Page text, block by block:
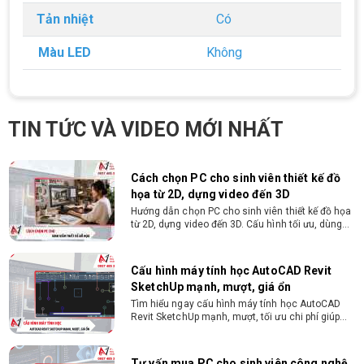
Tản nhiệt Có
Màu LED Không
TIN TỨC VÀ VIDEO MỚI NHẤT
Yêu cầu công việc Tốt nghiệp Cao đẳng , Đại học
chuyên ngành CNTT , QTKD hoặc các ngành liên
quan. Ưu tiên biết tiếng Anh cơ bản Có khả năng
triệu đồng - Thủ tục cực kì đơn giản: bản sao
CMND và Hộ khẩu - Xét duyệt nhanh chóng trong
Cách chọn PC cho sinh viên thiết kế đồ
họa từ 2D, dựng video đến 3D
Hướng dẫn chọn PC cho sinh viên thiết kế đồ họa
từ 2D, dựng video đến 3D. Cấu hình tối ưu, dùng
Cấu hình máy tính học AutoCAD Revit
SketchUp mạnh, mượt, giá ổn
Tìm hiểu ngay cấu hình máy tính học AutoCAD
Revit SketchUp mạnh, mượt, tối ưu chi phí giúp